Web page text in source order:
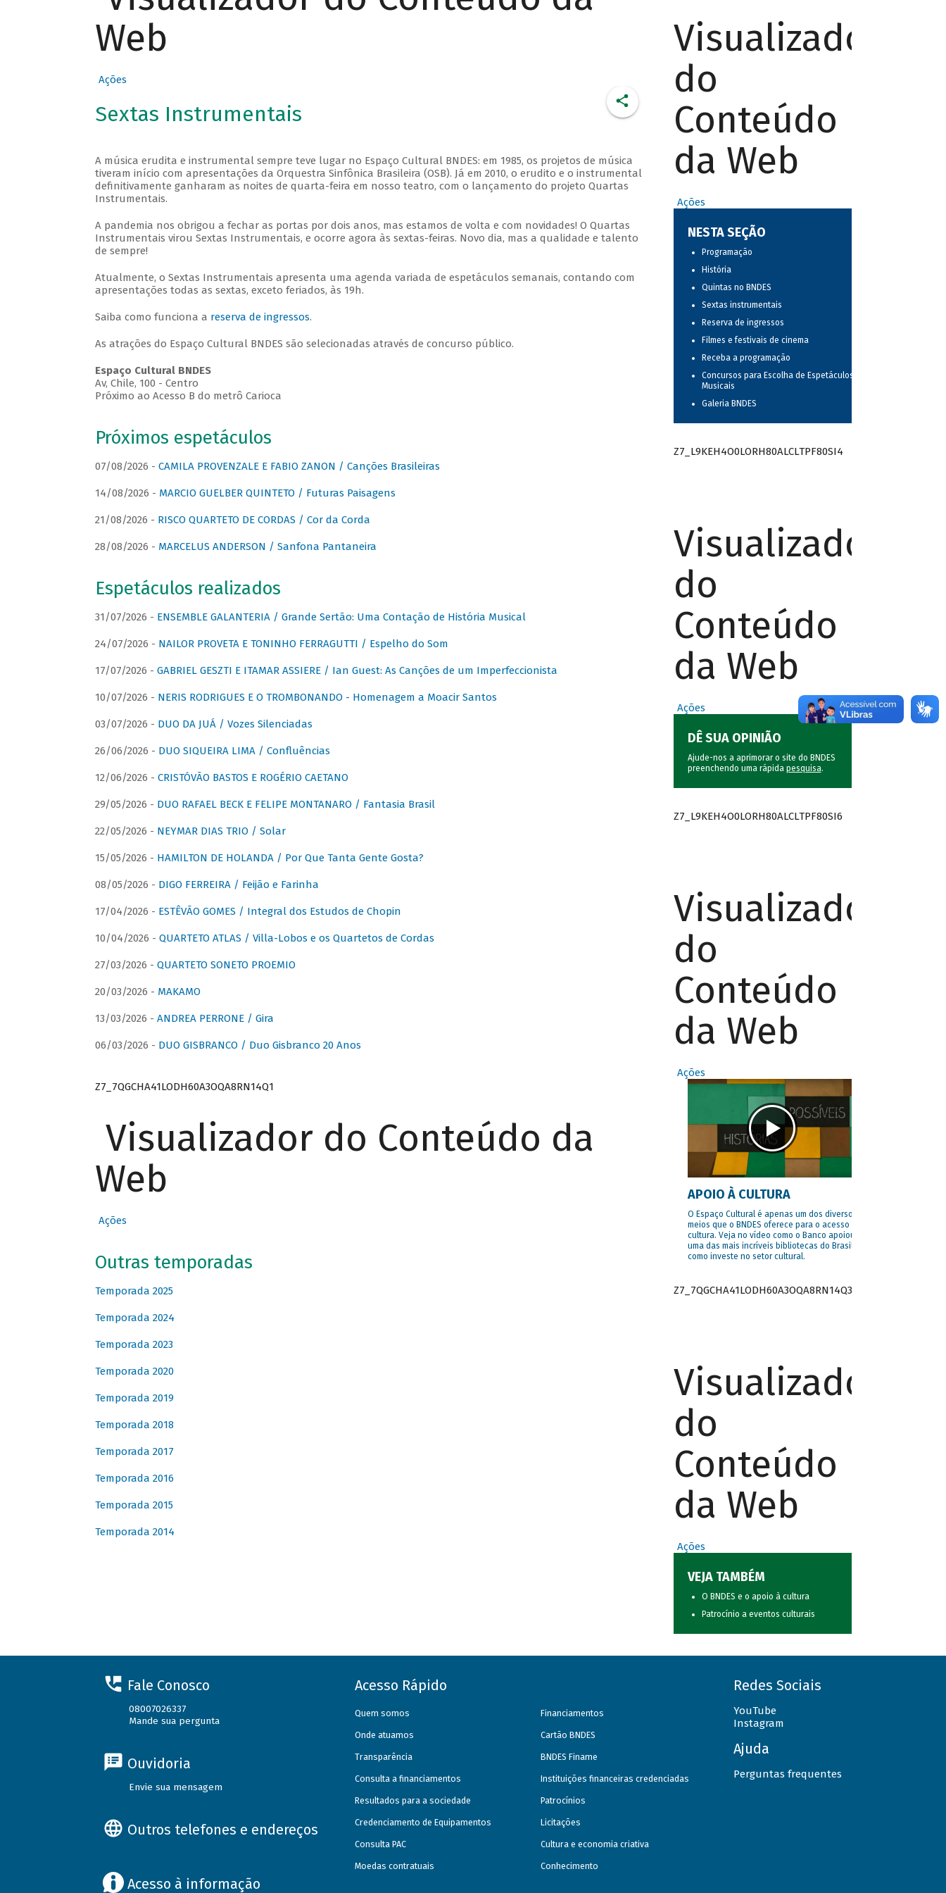
Web
Ações
Sextas Instrumentais
A música erudita e instrumental sempre teve lugar no Espaço Cultural BNDES: em 1985, os projetos de música
tiveram início com apresentações da Orquestra Sinfônica Brasileira (OSB). Já em 2010, o erudito e o instrumental
definitivamente ganharam as noites de quarta-feira em nosso teatro, com o lançamento do projeto Quartas
Instrumentais.
A pandemia nos obrigou a fechar as portas por dois anos, mas estamos de volta e com novidades! O Quartas
Instrumentais virou Sextas Instrumentais, e ocorre agora às sextas-feiras. Novo dia, mas a qualidade e talento
de sempre!
Atualmente, o Sextas Instrumentais apresenta uma agenda variada de espetáculos semanais, contando com
apresentações todas as sextas, exceto feriados, às 19h.
Saiba como funciona a reserva de ingressos.
As atrações do Espaço Cultural BNDES são selecionadas através de concurso público.
Espaço Cultural BNDES
Av, Chile, 100 - Centro
Próximo ao Acesso B do metrô Carioca
Próximos espetáculos
07/08/2026 - CAMILA PROVENZALE E FABIO ZANON / Canções Brasileiras
14/08/2026 - MARCIO GUELBER QUINTETO / Futuras Paisagens
21/08/2026 - RISCO QUARTETO DE CORDAS / Cor da Corda
28/08/2026 - MARCELUS ANDERSON / Sanfona Pantaneira
Espetáculos realizados
31/07/2026 - ENSEMBLE GALANTERIA / Grande Sertão: Uma Contação de História Musical
24/07/2026 - NAILOR PROVETA E TONINHO FERRAGUTTI / Espelho do Som
17/07/2026 - GABRIEL GESZTI E ITAMAR ASSIERE / Ian Guest: As Canções de um Imperfeccionista
10/07/2026 - NERIS RODRIGUES E O TROMBONANDO - Homenagem a Moacir Santos
03/07/2026 - DUO DA JUÁ / Vozes Silenciadas
26/06/2026 - DUO SIQUEIRA LIMA / Confluências
12/06/2026 - CRISTÓVÃO BASTOS E ROGÉRIO CAETANO
29/05/2026 - DUO RAFAEL BECK E FELIPE MONTANARO / Fantasia Brasil
22/05/2026 - NEYMAR DIAS TRIO / Solar
15/05/2026 - HAMILTON DE HOLANDA / Por Que Tanta Gente Gosta?
08/05/2026 - DIGO FERREIRA / Feijão e Farinha
17/04/2026 - ESTÊVÃO GOMES / Integral dos Estudos de Chopin
10/04/2026 - QUARTETO ATLAS / Villa-Lobos e os Quartetos de Cordas
27/03/2026 - QUARTETO SONETO PROEMIO
20/03/2026 - MAKAMO
13/03/2026 - ANDREA PERRONE / Gira
06/03/2026 - DUO GISBRANCO / Duo Gisbranco 20 Anos
Z7_7QGCHA41LODH60A3OQA8RN14Q1
Visualizador do Conteúdo da
Web
Ações
Outras temporadas
Temporada 2025
Temporada 2024
Temporada 2023
Temporada 2020
Temporada 2019
Temporada 2018
Temporada 2017
Temporada 2016
Temporada 2015
Temporada 2014
Visualizador
do
Conteúdo
da Web
Ações
NESTA SEÇÃO
Programação
História
Quintas no BNDES
Sextas instrumentais
Reserva de ingressos
Filmes e festivais de cinema
Receba a programação
Concursos para Escolha de Espetáculos
Musicais
Galeria BNDES
Z7_L9KEH4O0LORH80ALCLTPF80SI4
Visualizador
do
Conteúdo
da Web
Ações
DÊ SUA OPINIÃO
Ajude-nos a aprimorar o site do BNDES
preenchendo uma rápida pesquisa.
Z7_L9KEH4O0LORH80ALCLTPF80SI6
Visualizador
do
Conteúdo
da Web
Ações
APOIO À CULTURA
O Espaço Cultural é apenas um dos diversos
meios que o BNDES oferece para o acesso à
cultura. Veja no vídeo como o Banco apoiou
uma das mais incríveis bibliotecas do Brasil e
como investe no setor cultural.
Z7_7QGCHA41LODH60A3OQA8RN14Q3
Visualizador
do
Conteúdo
da Web
Ações
VEJA TAMBÉM
O BNDES e o apoio à cultura
Patrocínio a eventos culturais
Fale Conosco
08007026337
Mande sua pergunta
Ouvidoria
Envie sua mensagem
Outros telefones e endereços
Acesso à informação
Acesso Rápido
Quem somos
Onde atuamos
Transparência
Consulta a financiamentos
Resultados para a sociedade
Credenciamento de Equipamentos
Consulta PAC
Moedas contratuais
Financiamentos
Cartão BNDES
BNDES Finame
Instituições financeiras credenciadas
Patrocínios
Licitações
Cultura e economia criativa
Conhecimento
Redes Sociais
YouTube
Instagram
Ajuda
Perguntas frequentes